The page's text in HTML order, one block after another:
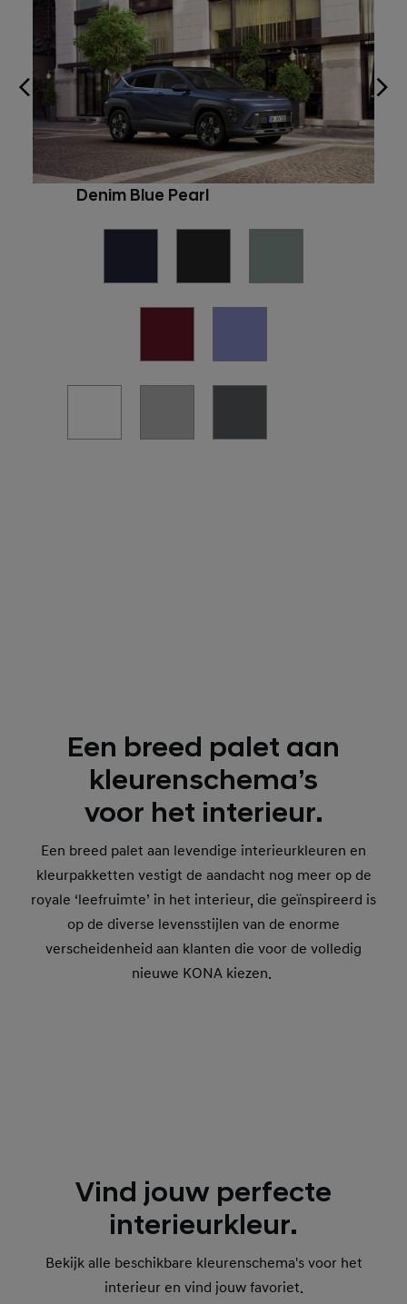
Denim Blue Pearl
Een breed palet aan
kleurenschema’s
voor het interieur.
Een breed palet aan levendige interieurkleuren en
kleurpakketten vestigt de aandacht nog meer op de
royale ‘leefruimte’ in het interieur, die geïnspireerd is
op de diverse levensstijlen van de enorme
verscheidenheid aan klanten die voor de volledig
nieuwe KONA kiezen.
Vind jouw perfecte
interieurkleur.
Bekijk alle beschikbare kleurenschema's voor het
interieur en vind jouw favoriet.